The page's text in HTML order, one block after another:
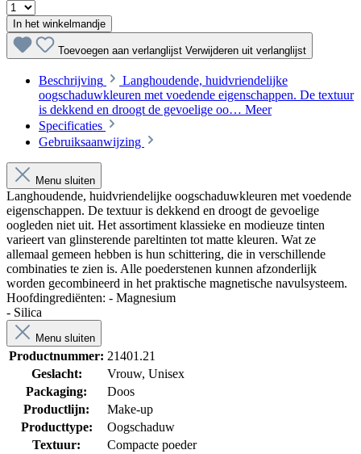
In het winkelmandje
Toevoegen aan verlanglijst Verwijderen uit verlanglijst
Beschrijving
Langhoudende, huidvriendelijke
oogschaduwkleuren met voedende eigenschappen. De textuur
is dekkend en droogt de gevoelige oo… Meer
Specificaties
Gebruiksaanwijzing
Menu sluiten
Langhoudende, huidvriendelijke oogschaduwkleuren met voedende
eigenschappen. De textuur is dekkend en droogt de gevoelige
oogleden niet uit. Het assortiment klassieke en modieuze tinten
varieert van glinsterende pareltinten tot matte kleuren. Wat ze
allemaal gemeen hebben is hun schittering, die in verschillende
combinaties te zien is. Alle poederstenen kunnen afzonderlijk
worden gecombineerd in het praktische magnetische navulsysteem.
Hoofdingrediënten: - Magnesium
- Silica
Menu sluiten
Productnummer: 21401.21
Geslacht:
Vrouw, Unisex
Packaging:
Doos
Productlijn:
Make-up
Producttype:
Oogschaduw
Textuur:
Compacte poeder